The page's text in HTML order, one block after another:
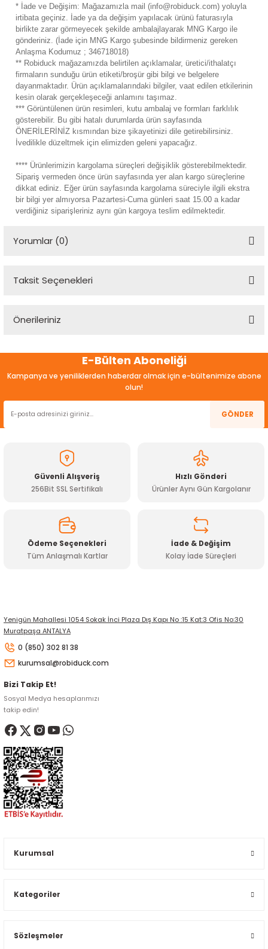
* İade ve Değişim: Mağazamızla mail (info@robiduck.com) yoluyla
irtibata geçiniz. İade ya da değişim yapılacak ürünü faturasıyla
birlikte zarar görmeyecek şekilde ambalajlayarak MNG Kargo ile
gönderiniz. (İade için MNG Kargo şubesinde bildirmeniz gereken
Anlaşma Kodumuz ; 346718018)
** Robiduck mağazamızda belirtilen açıklamalar, üretici/ithalatçı
firmaların sunduğu ürün etiketi/broşür gibi bilgi ve belgelere
dayanmaktadır. Ürün açıklamalarındaki bilgiler, vaat edilen etkilerinin
kesin olarak gerçekleşeceği anlamını taşımaz.
*** Görüntülenen ürün resimleri, kutu ambalaj ve formları farklılık
gösterebilir. Bu gibi hatalı durumlarda ürün sayfasında
ÖNERİLERİNİZ kısmından bize şikayetinizi dile getirebilirsiniz.
İvedilikle düzeltmek için elimizden geleni yapacağız.
**** Ürünlerimizin kargolama süreçleri değişiklik gösterebilmektedir.
Sipariş vermeden önce ürün sayfasında yer alan kargo süreçlerine
dikkat ediniz. Eğer ürün sayfasında kargolama süreciyle ilgili ekstra
bir bilgi yer almıyorsa Pazartesi-Cuma günleri saat 15.00 a kadar
verdiğiniz siparişleriniz aynı gün kargoya teslim edilmektedir.
Yorumlar (0)
Taksit Seçenekleri
Önerileriniz
konularda yetersiz gördüğünüz noktaları öneri formunu
kullanarak tarafımıza iletebilirsiniz.
Görüş ve önerileriniz için teşekkür ederiz.
Ürün resmi kalitesiz, bozuk veya görüntülenemiyor.
Ürün fiyatı diğer sitelerden daha pahalı.
Bu ürüne benzer farklı alternatifler olmalı.
E-Bülten Aboneliği
Kampanya ve yeniliklerden haberdar olmak için e-bültenimize abone
olun!
GÖNDER
Güvenli Alışveriş
256Bit SSL Sertifikalı
Hızlı Gönderi
Ürünler Aynı Gün Kargolanır
Ödeme Seçenekleri
Tüm Anlaşmalı Kartlar
İade & Değişim
Kolay İade Süreçleri
Yenigün Mahallesi 1054 Sokak İnci Plaza Dış Kapı No :15 Kat:3 Ofis No:30
Muratpaşa ANTALYA
0 (850) 302 81 38
kurumsal@robiduck.com
Bizi Takip Et!
Sosyal Medya hesaplarımızı
takip edin!
Kurumsal
Kategoriler
Sözleşmeler